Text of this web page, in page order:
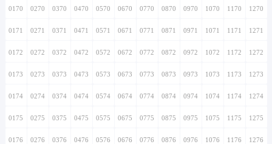
0170 0270 0370 0470 0570 0670 0770 0870 0970 1070 1170 1270
0171 0271 0371 0471 0571 0671 0771 0871 0971 1071 1171 1271
0172 0272 0372 0472 0572 0672 0772 0872 0972 1072 1172 1272
0173 0273 0373 0473 0573 0673 0773 0873 0973 1073 1173 1273
0174 0274 0374 0474 0574 0674 0774 0874 0974 1074 1174 1274
0175 0275 0375 0475 0575 0675 0775 0875 0975 1075 1175 1275
0176 0276 0376 0476 0576 0676 0776 0876 0976 1076 1176 1276